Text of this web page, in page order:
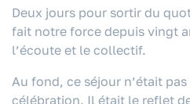
Deux jours pour sortir du
fait notre force depuis vingt
l’écoute et le collectif.
Au fond, ce séjour n’était
célébration. Il était le reflet